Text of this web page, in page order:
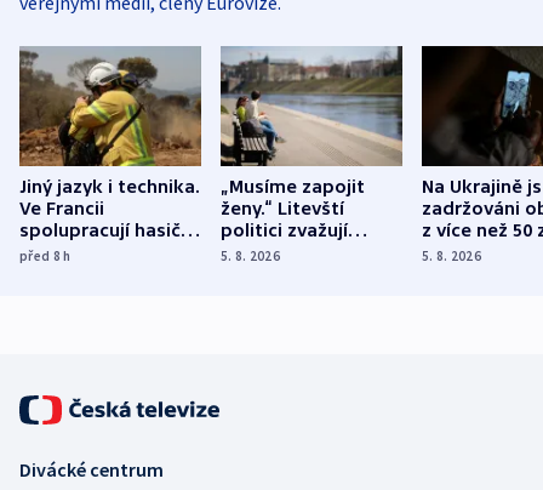
Jiný jazyk i technika.
Ve Francii
spolupracují hasiči z
různých zemí
před 8h
„Musíme zapojit
ženy.“ Litevští
politici zvažují
dohodu o
5. 8. 2026
Na Ukrajině
zadržováni
z více než 50
Bojovali na
5. 8. 2026
Divácké centrum